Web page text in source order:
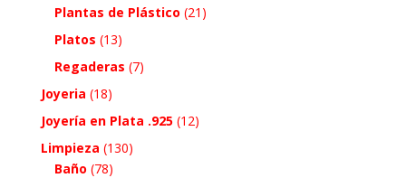
Plantas de Plástico (21)
Platos (13)
Regaderas (7)
Joyeria (18)
Joyería en Plata .925 (12)
Limpieza (130)
Baño (78)